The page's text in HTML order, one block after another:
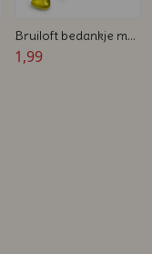
Bruiloft bedankje met
bedrukt kaartje
1,99